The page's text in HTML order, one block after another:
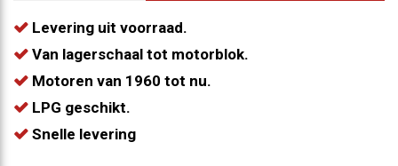
Levering uit voorraad.
Van lagerschaal tot motorblok.
Motoren van 1960 tot nu.
LPG geschikt.
Snelle levering